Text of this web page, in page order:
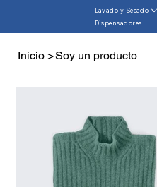
Lavado y Secado
Dispensadores
Inicio >Soy un producto